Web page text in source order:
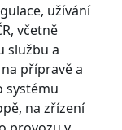
užívání
včetně
službu a
přípravě a
systému
na zřízení